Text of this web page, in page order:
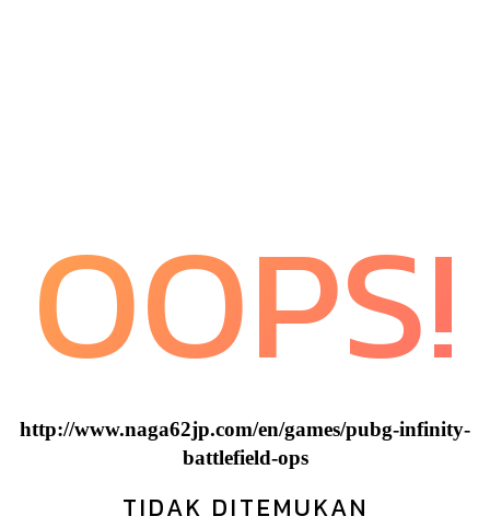
OOPS!
http://www.naga62jp.com/en/games/pubg-infinity-
battlefield-ops
TIDAK DITEMUKAN